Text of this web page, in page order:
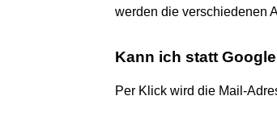
werden die verschiedenen
Kann ich statt
Per Klick wird die Mail-